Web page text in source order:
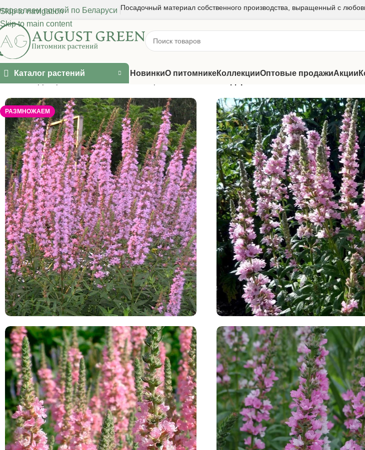
Skip to navigation
Skip to main content
почтой по Беларуси Посадочный материал собственного производства, выращенный с
Каталог растений НовинкиО питомникеКоллекцииОптовые продажиАкции
РАЗМНОЖАЕМ